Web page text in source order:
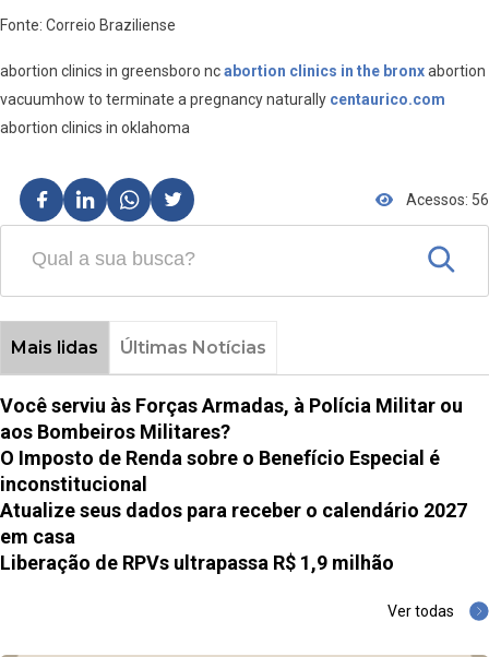
Fonte: Correio Braziliense
abortion clinics in greensboro ncabortion clinics in the bronxabortion
vacuumhow to terminate a pregnancy naturally centaurico.com
abortion clinics in oklahoma
Acessos: 56
Mais lidas Últimas Notícias
Você serviu às Forças Armadas, à Polícia Militar ou
aos Bombeiros Militares?
O Imposto de Renda sobre o Benefício Especial é
inconstitucional
Atualize seus dados para receber o calendário 2027
em casa
Liberação de RPVs ultrapassa R$ 1,9 milhão
Ver todas